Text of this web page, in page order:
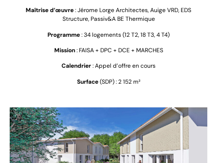
Maîtrise d’œuvre:Jérome Lorge Architectes, Auige VRD, EDS
Structure, Passiv&A BE Thermique
Programme: 34 logements (12 T2, 18 T3, 4 T4)
Mission: FAISA + DPC + DCE + MARCHES
Calendrier: Appel d’offre en cours
Surface(SDP) : 2 152 m²